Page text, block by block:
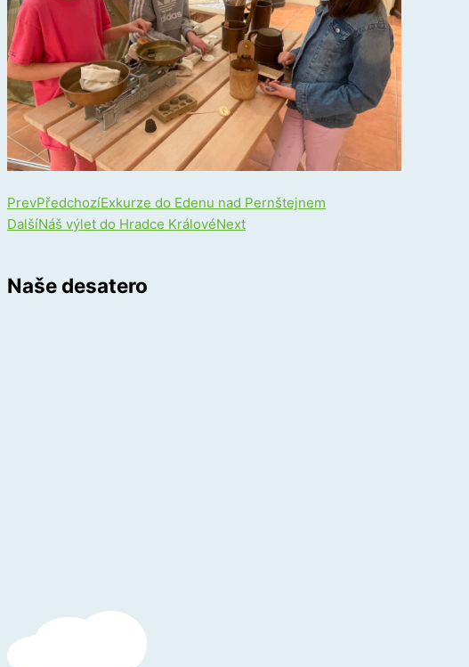
PrevPředchozíExkurze do Edenu nad Pernštejnem
DalšíNáš výlet do Hradce KrálovéNext
Naše desatero